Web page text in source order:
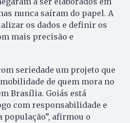
nunca saíram do papel. A
os dados e definir os
mais precisão e
seriedade um projeto que
de quem mora no
Brasília. Goiás está
com responsabilidade e
afirmou o